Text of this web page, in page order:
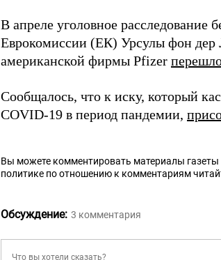
В апреле уголовное расследование
Еврокомиссии (ЕК) Урсулы фон дер
американской фирмы Pfizer
Сообщалось, что к иску, который
COVID-19 в период пандемии,
Вы можете комментировать материалы
политике по отношению к комментариям
Обсуждение: 3 комментария